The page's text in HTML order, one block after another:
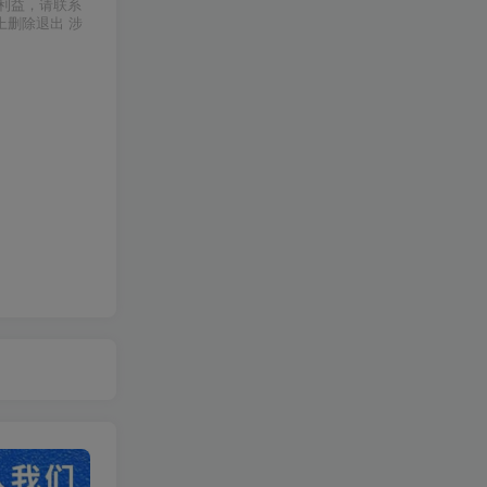
益，请联系
删除退出 涉